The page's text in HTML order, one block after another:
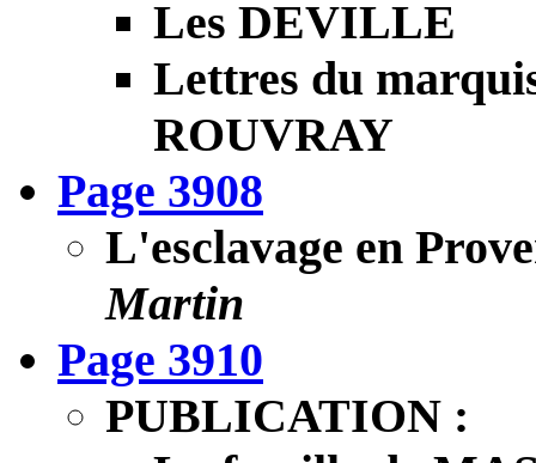
Les DEVILLE
Lettres du
ROUVRAY
Page 3908
L'esclavage en
Martin
Page 3910
PUBLICATION :